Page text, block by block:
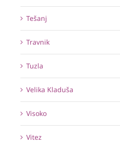
Tešanj
Travnik
Tuzla
Velika Kladuša
Visoko
Vitez